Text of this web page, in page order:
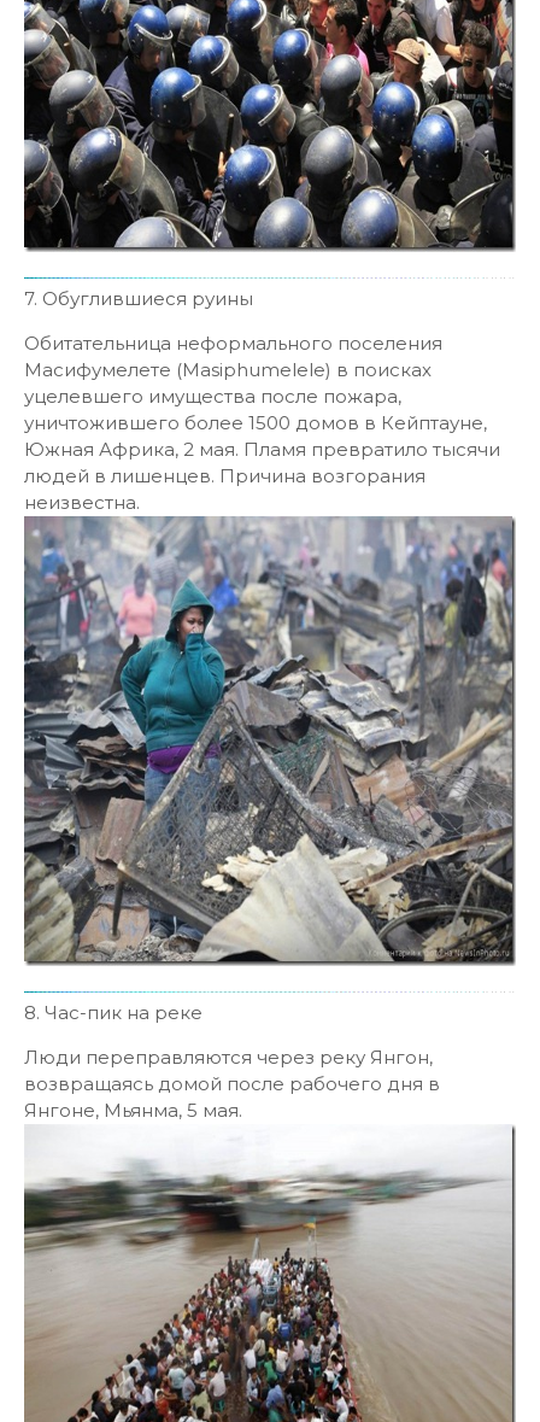
7. Обуглившиеся руины
Обитательница неформального поселения
Масифумелете (Masiphumelele) в поисках
уцелевшего имущества после пожара,
уничтожившего более 1500 домов в Кейптауне,
Южная Африка, 2 мая. Пламя превратило тысячи
людей в лишенцев. Причина возгорания
неизвестна.
8. Час-пик на реке
Люди переправляются через реку Янгон,
возвращаясь домой после рабочего дня в
Янгоне, Мьянма, 5 мая.